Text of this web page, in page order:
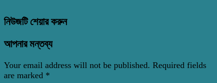
নিউজটি শেয়ার করুন
আপনার মন্তব্য
Your email address will not be published. Required fields
are marked *